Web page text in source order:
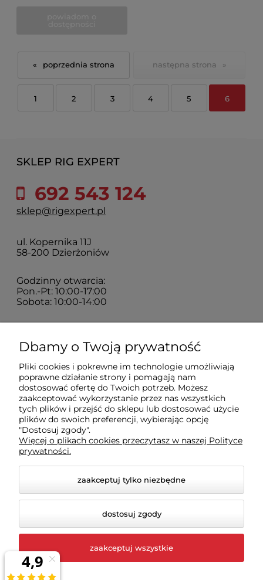
«
1 2 3 4 5 6
»
SKLEP RIG EXPERT
692 543 124
sklep@rigexpert.pl
ul. Kopernika 11J
58-200 Dzierżoniów
Godzinny otwarcia:
Pon.-Pt: 10:00-17:00
Sobota: 10:00-14:00
Zakupy
Sklep
Moje konto
Pomoc
© 2026 rigexpert.pl. Wszelkie prawa zastrzeżone.
Dbamy o Twoją prywatność
Pliki cookies i pokrewne im technologie umożliwiają
poprawne działanie strony i pomagają nam
dostosować ofertę do Twoich potrzeb. Możesz
zaakceptować wykorzystanie przez nas wszystkich
tych plików i przejść do sklepu lub dostosować użycie
plików do swoich preferencji, wybierając opcję
"Dostosuj zgody".
Więcej o plikach cookies przeczytasz w naszej Polityce
prywatności.
zaakceptuj tylko niezbędne
dostosuj zgody
zaakceptuj wszystkie